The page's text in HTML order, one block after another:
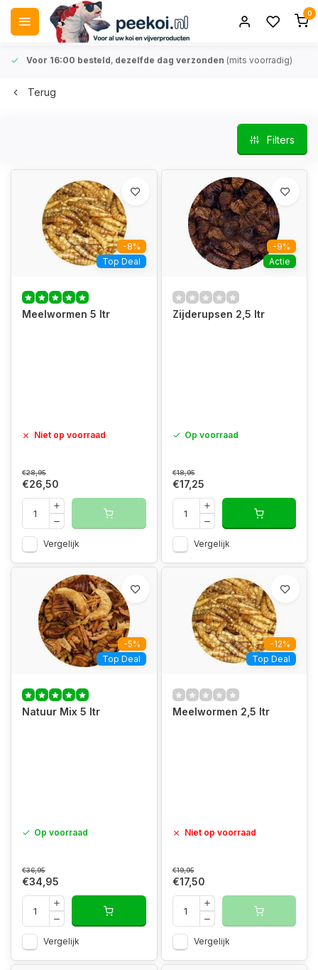
0
Voor 16:00 besteld, dezelfde dag verzonden (mits voorradig)
Terug
Filters
-8%
Top Deal
Meelwormen 5 ltr
Niet op voorraad
€28,95
€26,50
Vergelijk
-9%
Actie
Zijderupsen 2,5 ltr
Op voorraad
€18,95
€17,25
Vergelijk
-5%
Top Deal
Natuur Mix 5 ltr
Op voorraad
€36,95
€34,95
Vergelijk
-12%
Top Deal
Meelwormen 2,5 ltr
Niet op voorraad
€19,95
€17,50
Vergelijk